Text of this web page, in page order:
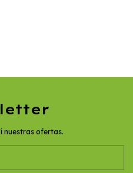
nuestras ofertas.